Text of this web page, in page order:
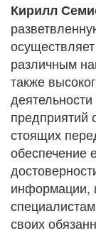
Кирилл
различным
также
предприятий
стоящих
обеспечение
информации,
своих